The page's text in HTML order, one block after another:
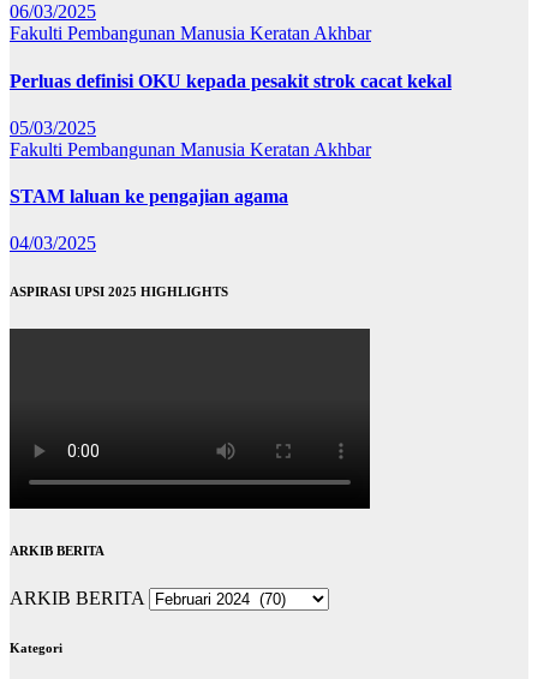
06/03/2025
Fakulti Pembangunan Manusia Keratan Akhbar
Perluas definisi OKU kepada pesakit strok cacat kekal
05/03/2025
Fakulti Pembangunan Manusia Keratan Akhbar
STAM laluan ke pengajian agama
04/03/2025
ASPIRASI UPSI 2025 HIGHLIGHTS
ARKIB BERITA
ARKIB BERITA
Kategori